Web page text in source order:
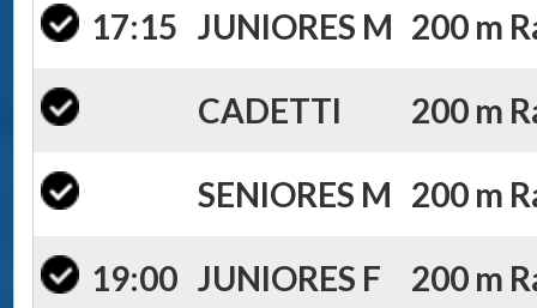
17:15 JUNIORES M 200 m
CADETTI 200 m
SENIORES M 200 m
19:00 JUNIORES F 200 m